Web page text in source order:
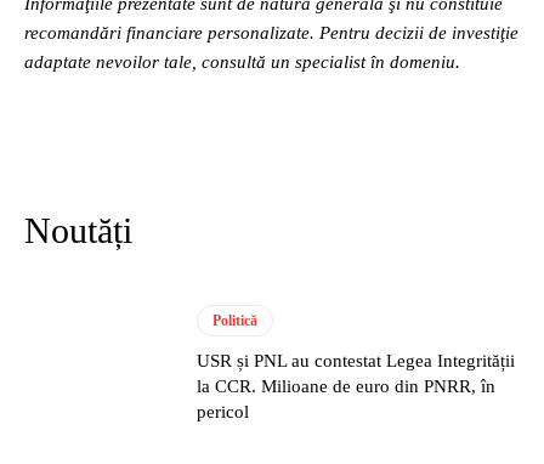
recomandări financiare personalizate. Pentru decizii de investiţie
adaptate nevoilor tale, consultă un specialist în domeniu.
Noutăți
Politică
USR și PNL au contestat Legea Integrității
la CCR. Milioane de euro din PNRR, în
pericol